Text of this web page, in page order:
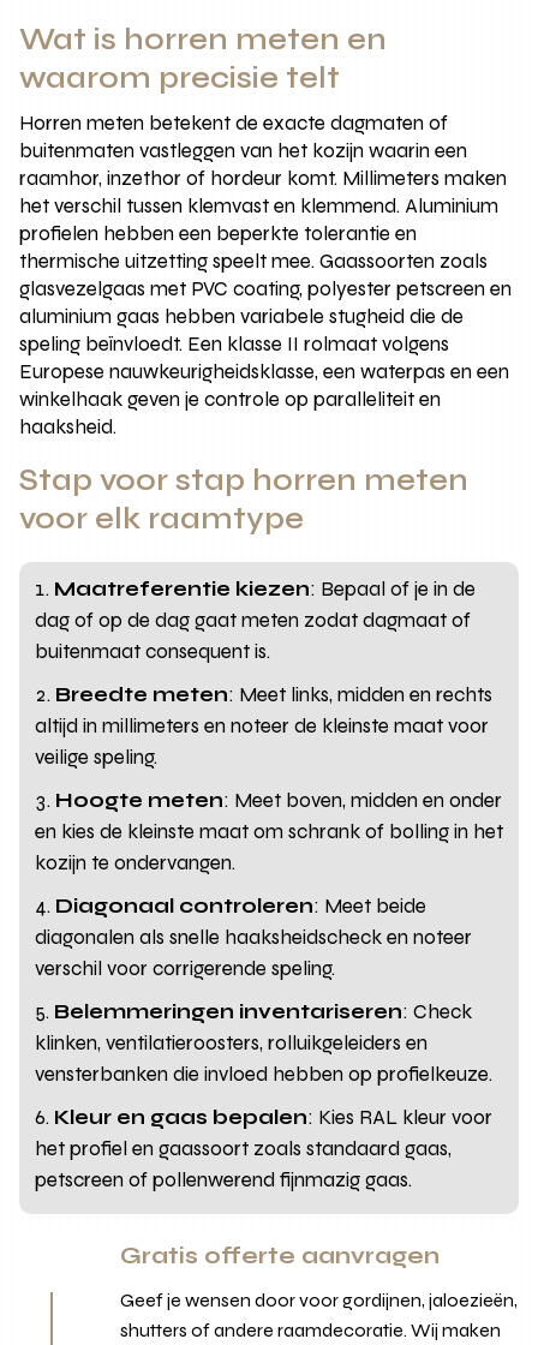
Wat is horren meten en
waarom precisie telt
Horren meten betekent de exacte dagmaten of
buitenmaten vastleggen van het kozijn waarin een
raamhor, inzethor of hordeur komt. Millimeters maken
het verschil tussen klemvast en klemmend. Aluminium
profielen hebben een beperkte tolerantie en
thermische uitzetting speelt mee. Gaassoorten zoals
glasvezelgaas met PVC coating, polyester petscreen en
aluminium gaas hebben variabele stugheid die de
speling beïnvloedt. Een klasse II rolmaat volgens
Europese nauwkeurigheidsklasse, een waterpas en een
winkelhaak geven je controle op paralleliteit en
haaksheid.
Stap voor stap horren meten
voor elk raamtype
Maatreferentie kiezen: Bepaal of je in de
dag of op de dag gaat meten zodat dagmaat of
buitenmaat consequent is.
Breedte meten: Meet links, midden en rechts
altijd in millimeters en noteer de kleinste maat voor
veilige speling.
Hoogte meten: Meet boven, midden en onder
en kies de kleinste maat om schrank of bolling in het
kozijn te ondervangen.
Diagonaal controleren: Meet beide
diagonalen als snelle haaksheidscheck en noteer
verschil voor corrigerende speling.
Belemmeringen inventariseren: Check
klinken, ventilatieroosters, rolluikgeleiders en
vensterbanken die invloed hebben op profielkeuze.
Kleur en gaas bepalen: Kies RAL kleur voor
het profiel en gaassoort zoals standaard gaas,
petscreen of pollenwerend fijnmazig gaas.
Gratis offerte aanvragen
Geef je wensen door voor gordijnen, jaloezieën,
shutters of andere raamdecoratie. Wij maken